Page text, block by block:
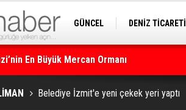
GÜNCEL DENİZ TİCARETİ
En Büyük Mercan Ormanı
Belediye İzmit'e yeni çekek yeri yaptı